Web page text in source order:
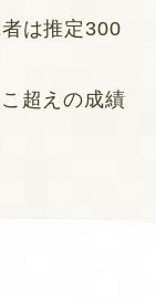
は推定300
超えの成績